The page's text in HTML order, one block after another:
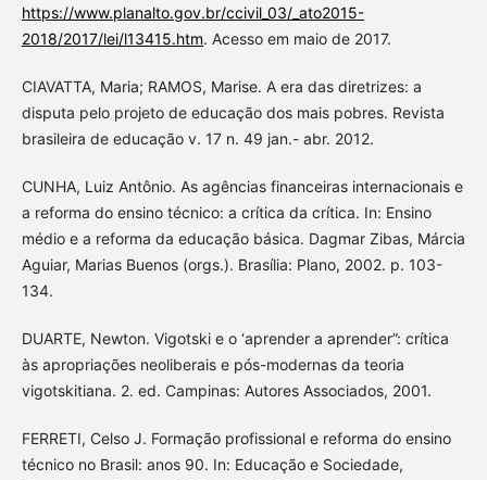
https://www.planalto.gov.br/ccivil_03/_ato2015-
2018/2017/lei/l13415.htm. Acesso em maio de 2017.
CIAVATTA, Maria; RAMOS, Marise. A era das diretrizes: a
disputa pelo projeto de educação dos mais pobres. Revista
brasileira de educação v. 17 n. 49 jan.- abr. 2012.
CUNHA, Luiz Antônio. As agências financeiras internacionais e
a reforma do ensino técnico: a crítica da crítica. In: Ensino
médio e a reforma da educação básica. Dagmar Zibas, Márcia
Aguiar, Marias Buenos (orgs.). Brasília: Plano, 2002. p. 103-
134.
DUARTE, Newton. Vigotski e o ‘aprender a aprender”: crítica
às apropriações neoliberais e pós-modernas da teoria
vigotskitiana. 2. ed. Campinas: Autores Associados, 2001.
FERRETI, Celso J. Formação profissional e reforma do ensino
técnico no Brasil: anos 90. In: Educação e Sociedade,